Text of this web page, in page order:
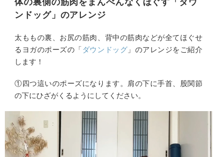
体の裏側の筋肉をまんべんなくほぐす「ダウ
ンドッグ」のアレンジ
太ももの裏、お尻の筋肉、背中の筋肉などが全てほぐせ
るヨガのポーズの「 ダウンドッグ 」のアレンジをご紹介
します！
①四つ這いのポーズになります。肩の下に手首、股関節
の下にひざがくるようにしてください。